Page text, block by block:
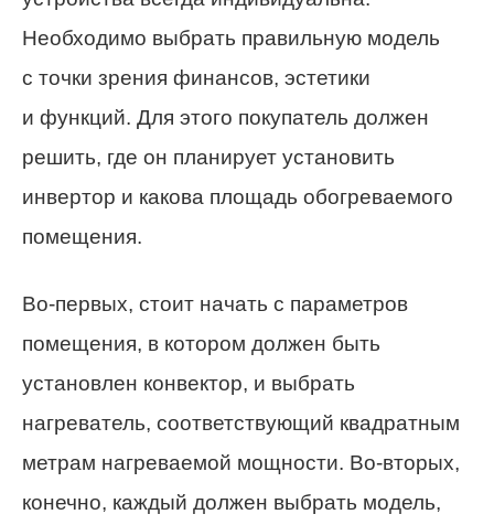
Необходимо выбрать правильную модель
с точки зрения финансов, эстетики
и функций. Для этого покупатель должен
решить, где он планирует установить
инвертор и какова площадь обогреваемого
помещения.
Во-первых, стоит начать с параметров
помещения, в котором должен быть
установлен конвектор, и выбрать
нагреватель, соответствующий квадратным
метрам нагреваемой мощности. Во-вторых,
конечно, каждый должен выбрать модель,